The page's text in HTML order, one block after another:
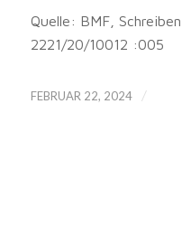
Quelle: BMF,
2221/20/10012 :005
FEBRUAR 22, 2024 /